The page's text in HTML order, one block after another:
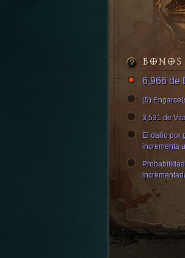
6,966 de
(5)
3,531 de
El daño por
incrementa